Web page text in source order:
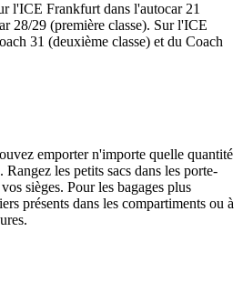
l'ICE Frankfurt dans l'autocar 21
28/29 (première classe). Sur l'ICE
31 (deuxième classe) et du Coach
emporter n'importe quelle quantité
Rangez les petits sacs dans les porte-
sièges. Pour les bagages plus
présents dans les compartiments ou à